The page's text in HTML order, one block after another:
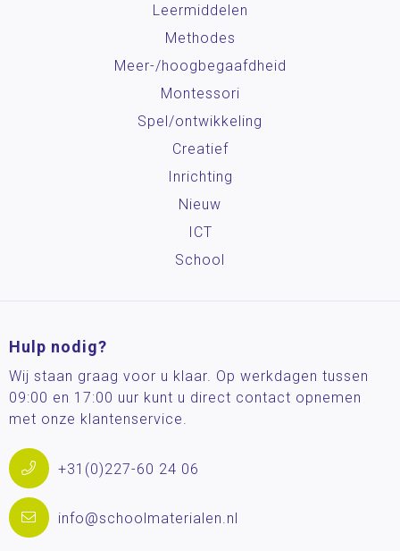
Leermiddelen
Methodes
Meer-/hoog­begaafdheid
Montessori
Spel/ontwikkeling
Creatief
Inrichting
Nieuw
ICT
School
Hulp nodig?
Wij staan graag voor u klaar. Op werkdagen tussen
09:00 en 17:00 uur kunt u direct contact opnemen
met onze klantenservice.
+31(0)227-60 24 06
info@schoolmaterialen.nl